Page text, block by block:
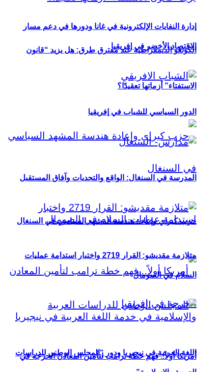
الكونغو الديمقراطية عند مفترق طرق: هل يزيد “قانون
الاستفتاء” أزماتها تعقيدًا؟
حزب كيراي وإعادة هندسة المشهد السياسي في السنغال
أمريكا أولاً.. فهم خطة ترامب لتأمين المعادن الحرجة في
إدارة النفايات الإلكترونية في غانا ودورها في دعم مسار
الاقتصاد الأخضر في إفريقيا
الدور السياسي للشباب في إفريقيا
المدرسة في السنغال: الواقع والتحديات وآفاق المستقبل
متلازمة مقديشو: القرار 2719 واختبار استدامة عمليات
السلام في الصومال
اللغة العربية في نيجيريا ودور “المجلس الوطني للدراسات